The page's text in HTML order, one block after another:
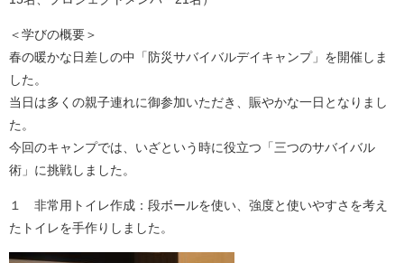
＜学びの概要＞
春の暖かな日差しの中「防災サバイバルデイキャンプ」を開催しま
した。
当日は多くの親子連れに御参加いただき、賑やかな一日となりまし
た。
今回のキャンプでは、いざという時に役立つ「三つのサバイバル
術」に挑戦しました。
１ 非常用トイレ作成：段ボールを使い、強度と使いやすさを考え
たトイレを手作りしました。